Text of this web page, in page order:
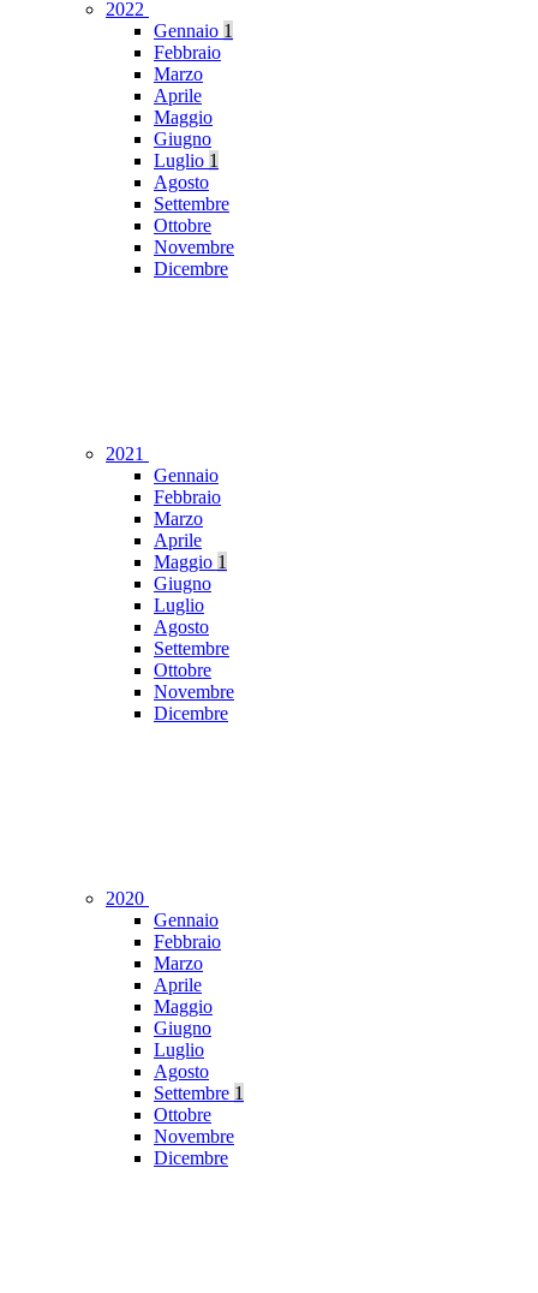
2022
Gennaio 1
Febbraio
Marzo
Aprile
Maggio
Giugno
Luglio 1
Agosto
Settembre
Ottobre
Novembre
Dicembre
2021
Gennaio
Febbraio
Marzo
Aprile
Maggio 1
Giugno
Luglio
Agosto
Settembre
Ottobre
Novembre
Dicembre
2020
Gennaio
Febbraio
Marzo
Aprile
Maggio
Giugno
Luglio
Agosto
Settembre 1
Ottobre
Novembre
Dicembre